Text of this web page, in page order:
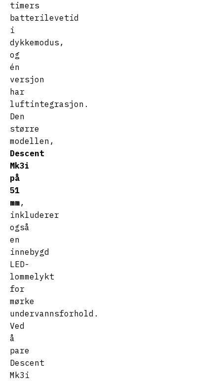
timers
batterilevetid
i
dykkemodus,
og
én
versjon
har
luftintegrasjon.
Den
større
modellen,
Descent
Mk3i
på
51
mm,
inkluderer
også
en
innebygd
LED-
lommelykt
for
mørke
undervannsforhold.
Ved
å
pare
Descent
Mk3i